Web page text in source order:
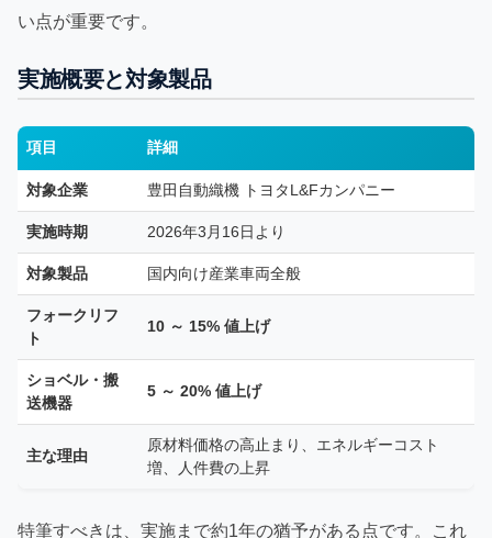
い点が重要です。
実施概要と対象製品
項目 詳細
対象企業 豊田自動織機 トヨタL&Fカンパニー
実施時期 2026年3月16日より
対象製品 国内向け産業車両全般
フォークリフ
ト
10 ～ 15% 値上げ
ショベル・搬
送機器
5 ～ 20% 値上げ
主な理由
原材料価格の高止まり、エネルギーコスト
増、人件費の上昇
特筆すべきは、実施まで約1年の猶予がある点です。これ